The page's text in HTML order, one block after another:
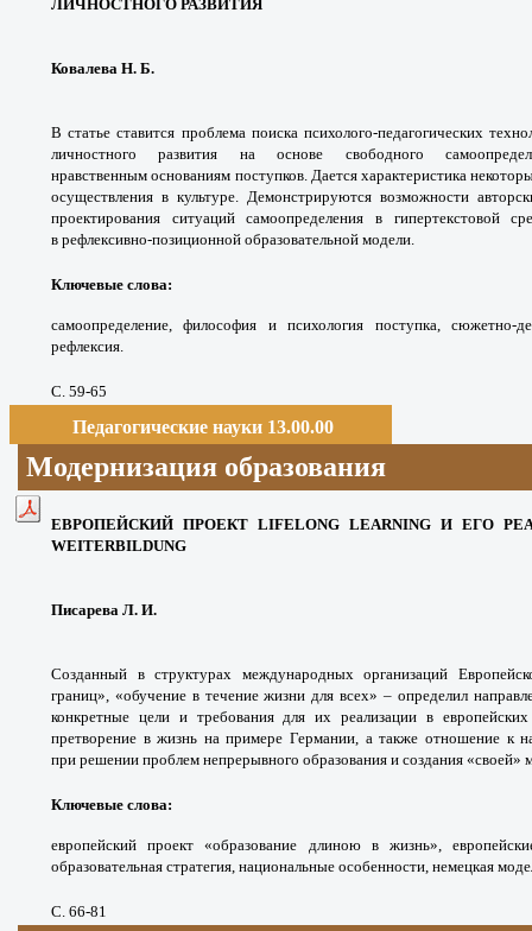
ЛИЧНОСТНОГО РАЗВИТИЯ
Ковалева Н. Б.
В статье ставится проблема поиска психолого-педагогических
личностного развития на основе свободного
нравственным основаниям поступков. Дается характеристика
осуществления в культуре. Демонстрируются возможности
проектирования ситуаций самоопределения в гипертекстовой
в рефлексивно-позиционной образовательной модели.
Ключевые слова:
самоопределение, философия и психология поступка, сюжетно-
рефлексия.
С. 59-65
Педагогические науки 13.00.00
Модернизация образования
ЕВРОПЕЙСКИЙ ПРОЕКТ LIFELONG LEARNING И ЕГО
WEITERBILDUNG
Писарева Л. И.
Созданный в структурах международных организаций
границ», «обучение в течение жизни для всех» – определил
конкретные цели и требования для их реализации в
претворение в жизнь на примере Германии, а также отношение к
при решении проблем непрерывного образования и создания «своей»
Ключевые слова:
европейский проект «образование длиною в жизнь»,
образовательная стратегия, национальные особенности, немецкая
С. 66-81